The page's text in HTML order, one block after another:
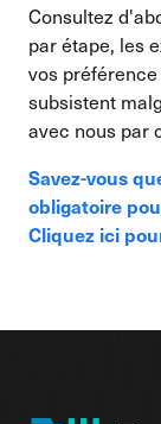
Consultez
par étape, les
vos
subsistent
avec nous par
Savez-vous
obligatoire
Cliquez ici